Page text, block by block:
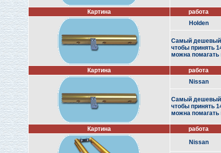
Картина
работа
Holden
Самый дешевый
чтобы принять
можна помагать
Картина
работа
Nissan
Самый дешевый
чтобы принять
можна помагать
Картина
работа
Nissan